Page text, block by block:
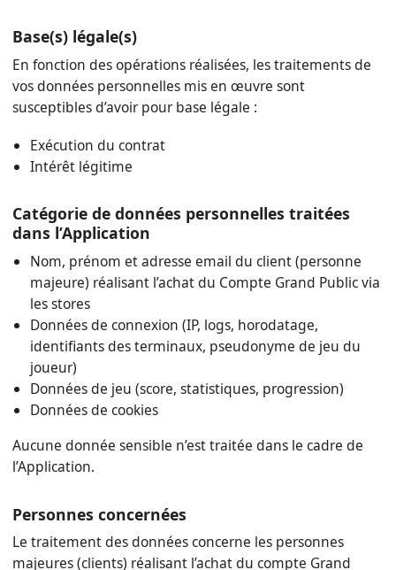
Base(s) légale(s)
En fonction des opérations réalisées, les traitements de
vos données personnelles mis en œuvre sont
susceptibles d’avoir pour base légale :
Exécution du contrat
Intérêt légitime
Catégorie de données personnelles traitées
dans l’Application
Nom, prénom et adresse email du client (personne
majeure) réalisant l’achat du Compte Grand Public via
les stores
Données de connexion (IP, logs, horodatage,
identifiants des terminaux, pseudonyme de jeu du
joueur)
Données de jeu (score, statistiques, progression)
Données de cookies
Aucune donnée sensible n’est traitée dans le cadre de
l’Application.
Personnes concernées
Le traitement des données concerne les personnes
majeures (clients) réalisant l’achat du compte Grand